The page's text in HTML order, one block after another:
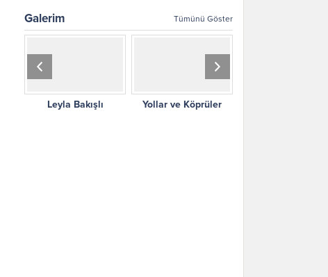
Kahramanmaraş’ta başlayan
ÖZDENÖREN, babasının
öğrenimini Malatya, Tunceli ve
İstanbul gibi ayrı şehirlerde
İstanbul Üniversitesi Felsefe
Galerim Tümünü Göster
Yollar ve Köprüler Sarılı Fotoğraflar